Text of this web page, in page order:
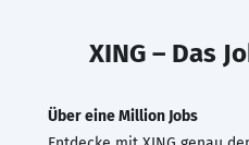
XING – Das
Über eine Million Jobs